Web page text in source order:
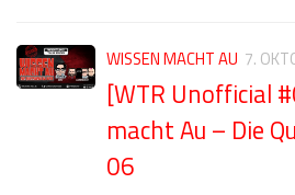
WISSEN MACHT AU 7.
[WTR Unofficial
macht Au – Die
06